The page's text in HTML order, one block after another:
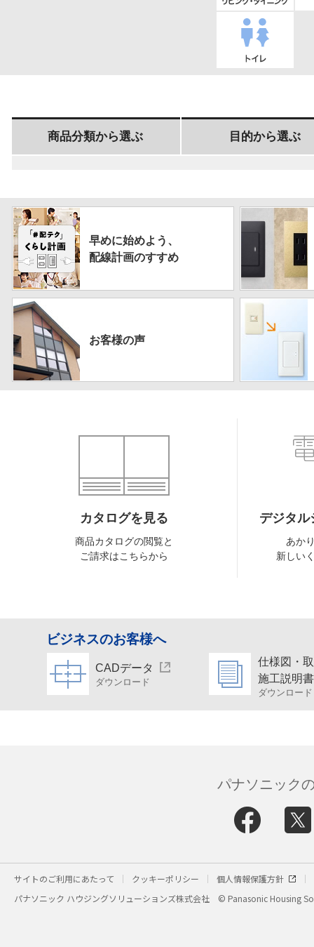
リビング・ダイ
商品分類から選ぶ 目的から選ぶ
早めに始めよう、
配線計画のすすめ
お客様の声
カタログを見る
商品カタログの閲覧と
ご請求はこちらから
デジタル
あか
新しい
ビジネスのお客様へ
CADデータ
ダウンロード
仕様図・
施工説明書
ダウンロード
パナソニック
サイトのご利用にあたって クッキーポリシー
個人情報保護方針
パナソニック ハウジングソリューションズ株式会社
© Panasonic Housing